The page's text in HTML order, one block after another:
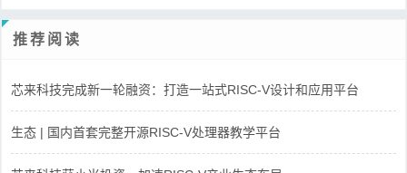
推荐阅读
芯来科技完成新一轮融资：打造一站式RISC-V设计和应用平台
生态 | 国内首套完整开源RISC-V处理器教学平台